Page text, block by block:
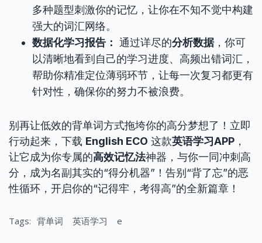
多种题型刺激你的记忆，让你在不知不觉中构建
强大的词汇网络。
数据化学习报告： 通过详尽的分析数据，你可
以清晰地看到自己的学习进度、高频出错词汇，
帮助你精准定位薄弱环节，让每一次复习都更有
针对性，确保你的努力不被浪费。
别再让低效的背单词方式拖垮你的高分梦想了！立即
行动起来，下载 English ECO 这款英语学习APP ，
让它成为你专属的高效记忆法神器，与你一同冲刺高
分，成为名副其实的“得分机器”！告别“背了忘”的恶
性循环，开启你的“记得牢，考得高”的全新篇章！
Tags: 背单词 英语学习 e